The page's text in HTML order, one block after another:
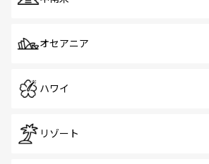
オセアニア
ハワイ
リゾート